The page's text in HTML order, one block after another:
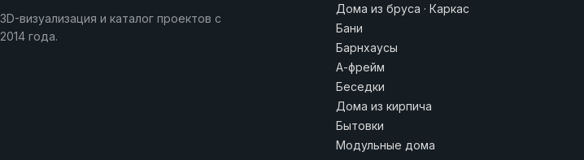
3D-визуализация и каталог проектов с
2014 года.
Дома из бруса · Каркас
Бани
Барнхаусы
А-фрейм
Беседки
Дома из кирпича
Бытовки
Модульные дома